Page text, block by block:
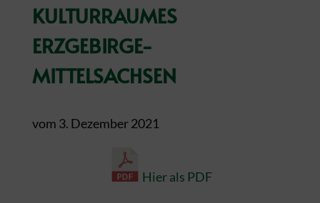
KULTURRAUMES
ERZGEBIRGE-
MITTELSACHSEN
vom 3. Dezember 2021
Hier als PDF